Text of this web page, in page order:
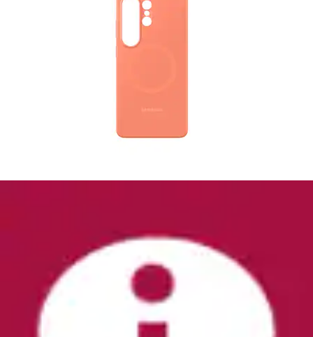
Farben
Handyhülle »Card Slot Case für Galaxy A56«
Smartphones Backcover, Schutzhülle,...
Samsung
Ursprünglicher Preis
UVP 24,90 €
- 39 %
Aktueller Preis
14,97 €